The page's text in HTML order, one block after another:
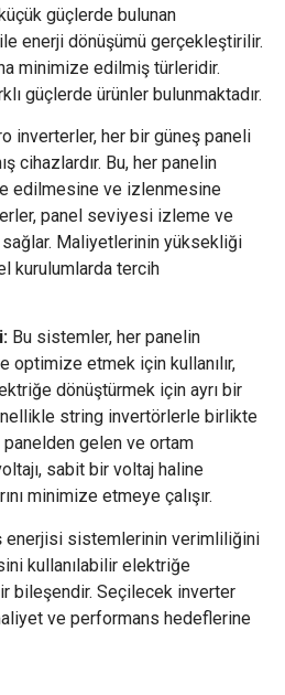
güçlerde bulunan
enerji dönüşümü gerçekleştirilir.
minimize edilmiş türleridir.
güçlerde ürünler bulunmaktadır.
inverterler, her bir güneş paneli
cihazlardır. Bu, her panelin
edilmesine ve izlenmesine
panel seviyesi izleme ve
Maliyetlerinin yüksekliği
kurulumlarda tercih
Bu sistemler, her panelin
optimize etmek için kullanılır,
dönüştürmek için ayrı bir
string invertörlerle birlikte
panelden gelen ve ortam
sabit bir voltaj haline
minimize etmeye çalışır.
enerjisi sistemlerinin verimliliğini
kullanılabilir elektriğe
bileşendir. Seçilecek inverter
ve performans hedeflerine